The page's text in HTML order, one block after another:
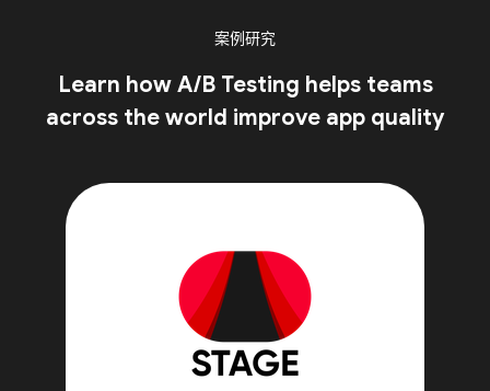
案例研究
Learn how A/B Testing helps teams
across the world improve app quality